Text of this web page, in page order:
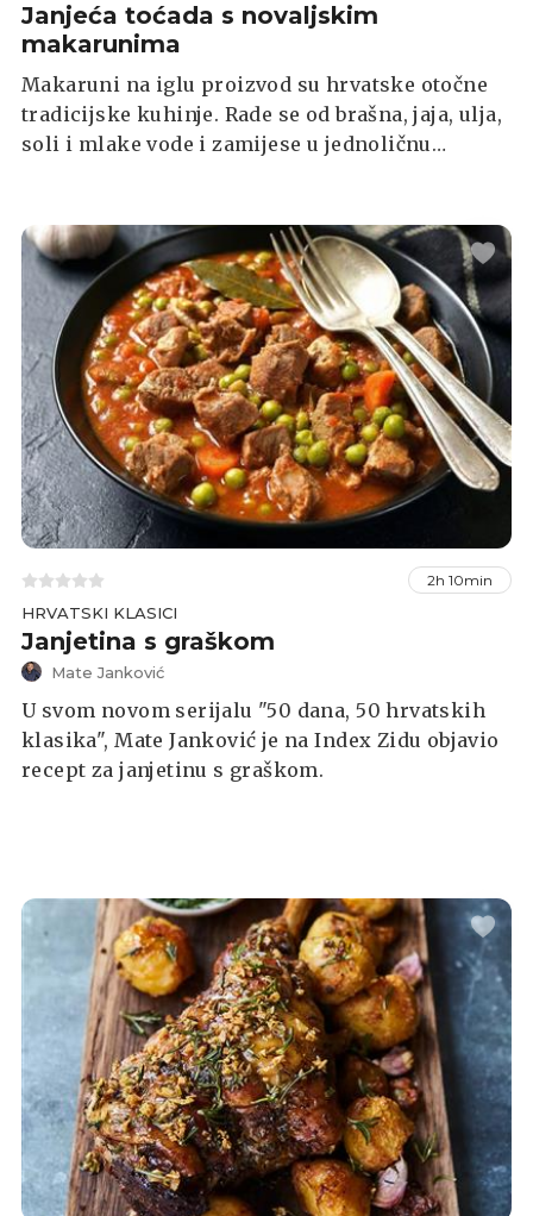
Janjeća toćada s novaljskim
makarunima
Makaruni na iglu proizvod su hrvatske otočne
tradicijske kuhinje. Rade se od brašna, jaja, ulja,
soli i mlake vode i zamijese u jednoličnu
komada koji se oblikuju u male valjke, režu se
na manje komade koji se na iglu formiraju u
makarune. Makaruni se serviraju kao glavno
jelo uz gulaš od mesa, te tradicionalna domaća
otočna vina
2h 10min
HRVATSKI KLASICI
Janjetina s graškom
Mate Janković
U svom novom serijalu "50 dana, 50 hrvatskih
klasika", Mate Janković je na Index Zidu objavio
recept za janjetinu s graškom.